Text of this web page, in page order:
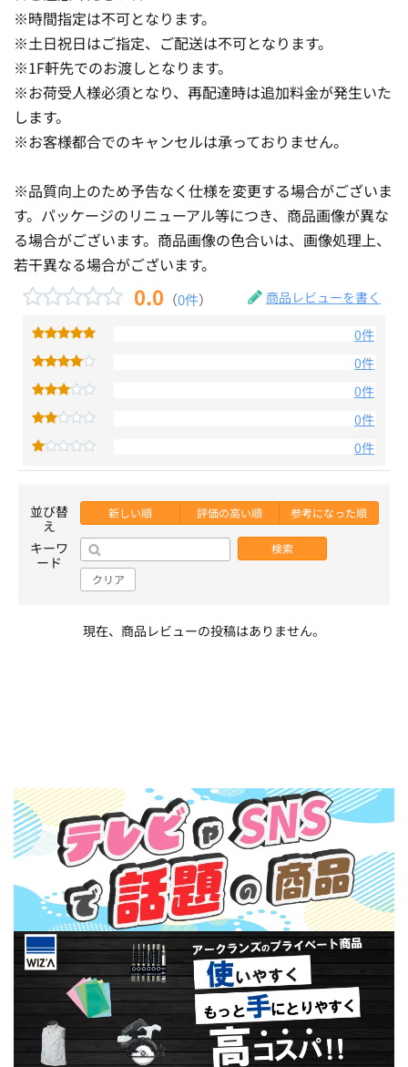
※時間指定は不可となります。
※土日祝日はご指定、ご配送は不可となります。
※1F軒先でのお渡しとなります。
※お荷受人様必須となり、再配達時は追加料金が発生いた
します。
※お客様都合でのキャンセルは承っておりません。
※品質向上のため予告なく仕様を変更する場合がございま
す。パッケージのリニューアル等につき、商品画像が異な
る場合がございます。商品画像の色合いは、画像処理上、
若干異なる場合がございます。
0.0 （0件） 商品レビューを書く
0件
0件
0件
0件
0件
並び替
え
新しい順 評価の高い順 参考になった順
キーワ
ード
検索
クリア
現在、商品レビューの投稿はありません。